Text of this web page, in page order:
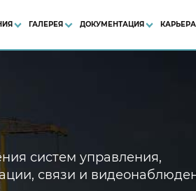
ГАЛЕРЕЯ ДОКУМЕНТАЦИЯ КАРЬЕРА
систем управления,
связи и